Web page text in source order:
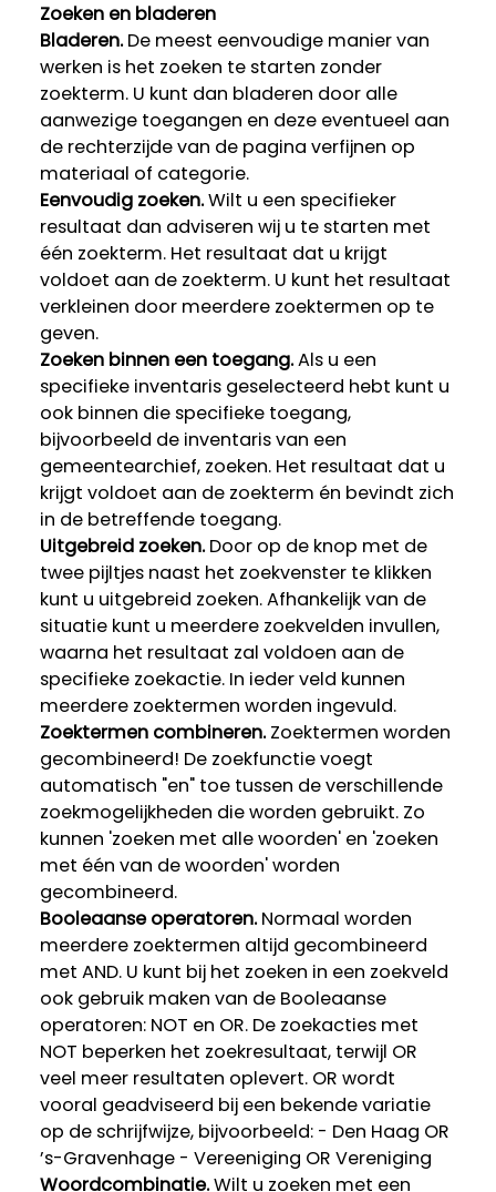
Zoeken en bladeren
Bladeren.De meest eenvoudige manier van
werken is het zoeken te starten zonder
zoekterm. U kunt dan bladeren door alle
aanwezige toegangen en deze eventueel aan
de rechterzijde van de pagina verfijnen op
materiaal of categorie.
Eenvoudig zoeken.Wilt u een specifieker
resultaat dan adviseren wij u te starten met
één zoekterm. Het resultaat dat u krijgt
voldoet aan de zoekterm. U kunt het resultaat
verkleinen door meerdere zoektermen op te
geven.
Zoeken binnen een toegang.Als u een
specifieke inventaris geselecteerd hebt kunt u
ook binnen die specifieke toegang,
bijvoorbeeld de inventaris van een
gemeentearchief, zoeken. Het resultaat dat u
krijgt voldoet aan de zoekterm én bevindt zich
in de betreffende toegang.
Uitgebreid zoeken.Door op de knop met de
twee pijltjes naast het zoekvenster te klikken
kunt u uitgebreid zoeken. Afhankelijk van de
situatie kunt u meerdere zoekvelden invullen,
waarna het resultaat zal voldoen aan de
specifieke zoekactie. In ieder veld kunnen
meerdere zoektermen worden ingevuld.
Zoektermen combineren.Zoektermen worden
gecombineerd! De zoekfunctie voegt
automatisch "en" toe tussen de verschillende
zoekmogelijkheden die worden gebruikt. Zo
kunnen 'zoeken met alle woorden' en 'zoeken
met één van de woorden' worden
gecombineerd.
Booleaanse operatoren.Normaal worden
meerdere zoektermen altijd gecombineerd
met AND. U kunt bij het zoeken in een zoekveld
ook gebruik maken van de Booleaanse
operatoren: NOT en OR. De zoekacties met
NOT beperken het zoekresultaat, terwijl OR
veel meer resultaten oplevert. OR wordt
vooral geadviseerd bij een bekende variatie
op de schrijfwijze, bijvoorbeeld: - Den Haag OR
’s-Gravenhage - Vereeniging OR Vereniging
Woordcombinatie.Wilt u zoeken met een